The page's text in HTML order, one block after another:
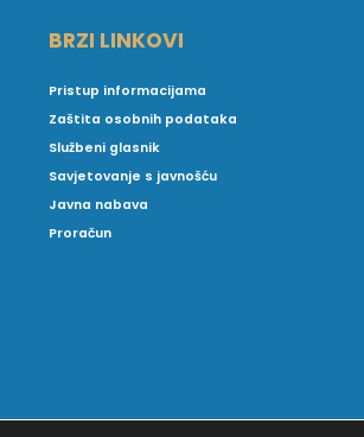
BRZI LINKOVI
Pristup informacijama
Zaštita osobnih podataka
Službeni glasnik
Savjetovanje s javnošću
Javna nabava
Proračun